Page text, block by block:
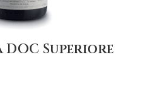
DOC Superiore